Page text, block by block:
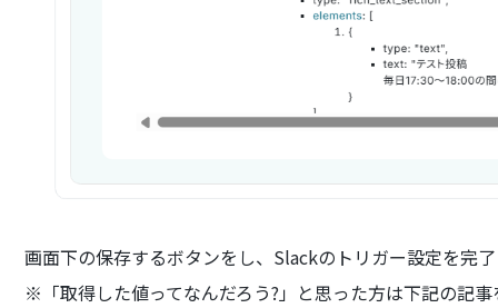
画面下の保存するボタンをし、Slackのトリガー設定を完
※「取得した値ってなんだろう?」と思った方は下記の記